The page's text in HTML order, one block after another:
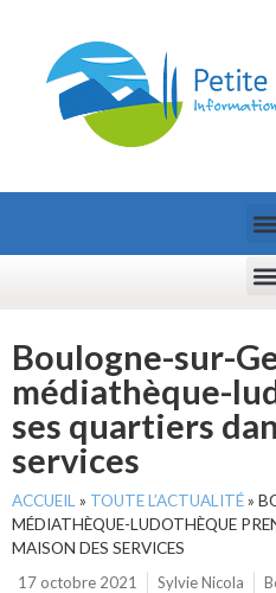
Boulogne-sur-
médiathèque-
ses quartiers
services
ACCUEIL » TOUTE L’ACTUALITÉ»
MÉDIATHÈQUE-LUDOTHÈQUE
MAISON DES SERVICES
17 octobre 2021
Sylvie Nicola